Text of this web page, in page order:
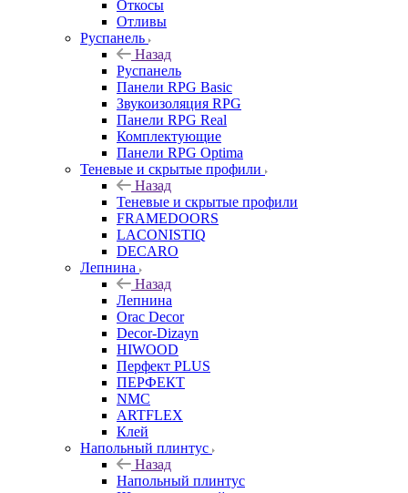
Откосы
Отливы
Руспанель
Назад
Руспанель
Панели RPG Basic
Звукоизоляция RPG
Панели RPG Real
Комплектующие
Панели RPG Optima
Теневые и скрытые профили
Назад
Теневые и скрытые профили
FRAMEDOORS
LACONISTIQ
DECARO
Лепнина
Назад
Лепнина
Orac Decor
Decor-Dizayn
HIWOOD
Перфект PLUS
ПЕРФЕКТ
NMC
ARTFLEX
Клей
Напольный плинтус
Назад
Напольный плинтус